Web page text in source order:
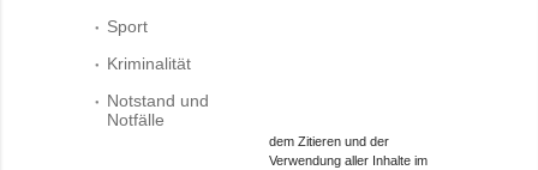
Sport
Kriminalität
Notstand und
Notfälle
dem Zitieren und der
Verwendung aller Inhalte im